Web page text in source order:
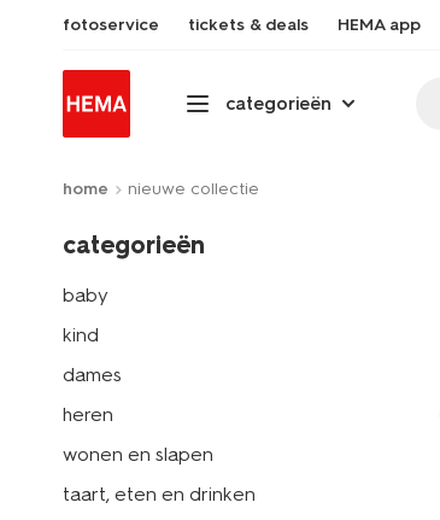
fotoservice tickets & deals HEMA app
categorieën
home nieuwe collectie
categorieën
baby
kind
dames
heren
wonen en slapen
taart, eten en drinken